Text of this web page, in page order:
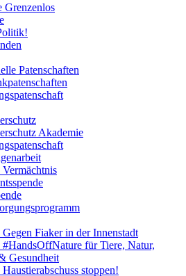
Grenzenlos
Patenschaften
Akademie
Vermächtnis
Fiaker in der Innenstadt
#HandsOffNature für Tiere, Natur,
Gesundheit
stoppen!